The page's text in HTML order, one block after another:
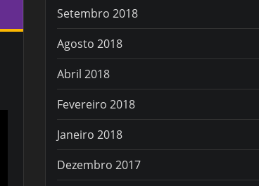
Setembro 2018
Agosto 2018
Abril 2018
Fevereiro 2018
Janeiro 2018
Dezembro 2017